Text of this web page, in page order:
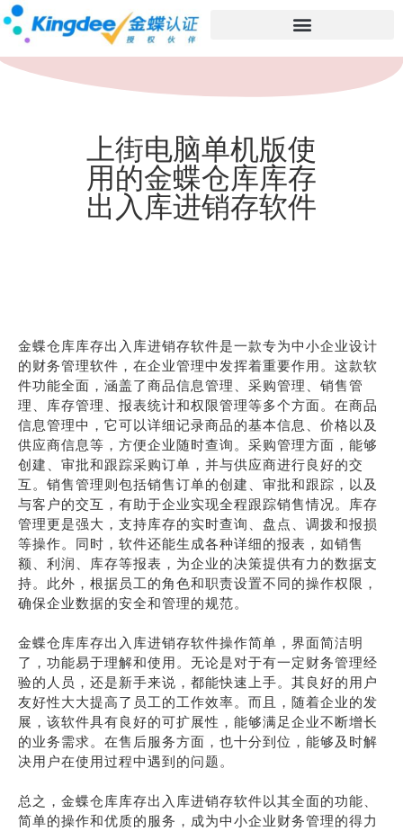
上街电脑单机版使
用的金蝶仓库库存
出入库进销存软件
金蝶仓库库存出入库进销存软件是一款专为中小企业设计
的财务管理软件，在企业管理中发挥着重要作用。这款软
件功能全面，涵盖了商品信息管理、采购管理、销售管
理、库存管理、报表统计和权限管理等多个方面。在商品
信息管理中，它可以详细记录商品的基本信息、价格以及
供应商信息等，方便企业随时查询。采购管理方面，能够
创建、审批和跟踪采购订单，并与供应商进行良好的交
互。销售管理则包括销售订单的创建、审批和跟踪，以及
与客户的交互，有助于企业实现全程跟踪销售情况。库存
管理更是强大，支持库存的实时查询、盘点、调拨和报损
等操作。同时，软件还能生成各种详细的报表，如销售
额、利润、库存等报表，为企业的决策提供有力的数据支
持。此外，根据员工的角色和职责设置不同的操作权限，
确保企业数据的安全和管理的规范。
金蝶仓库库存出入库进销存软件操作简单，界面简洁明
了，功能易于理解和使用。无论是对于有一定财务管理经
验的人员，还是新手来说，都能快速上手。其良好的用户
友好性大大提高了员工的工作效率。而且，随着企业的发
展，该软件具有良好的可扩展性，能够满足企业不断增长
的业务需求。在售后服务方面，也十分到位，能够及时解
决用户在使用过程中遇到的问题。
总之，金蝶仓库库存出入库进销存软件以其全面的功能、
简单的操作和优质的服务，成为中小企业财务管理的得力